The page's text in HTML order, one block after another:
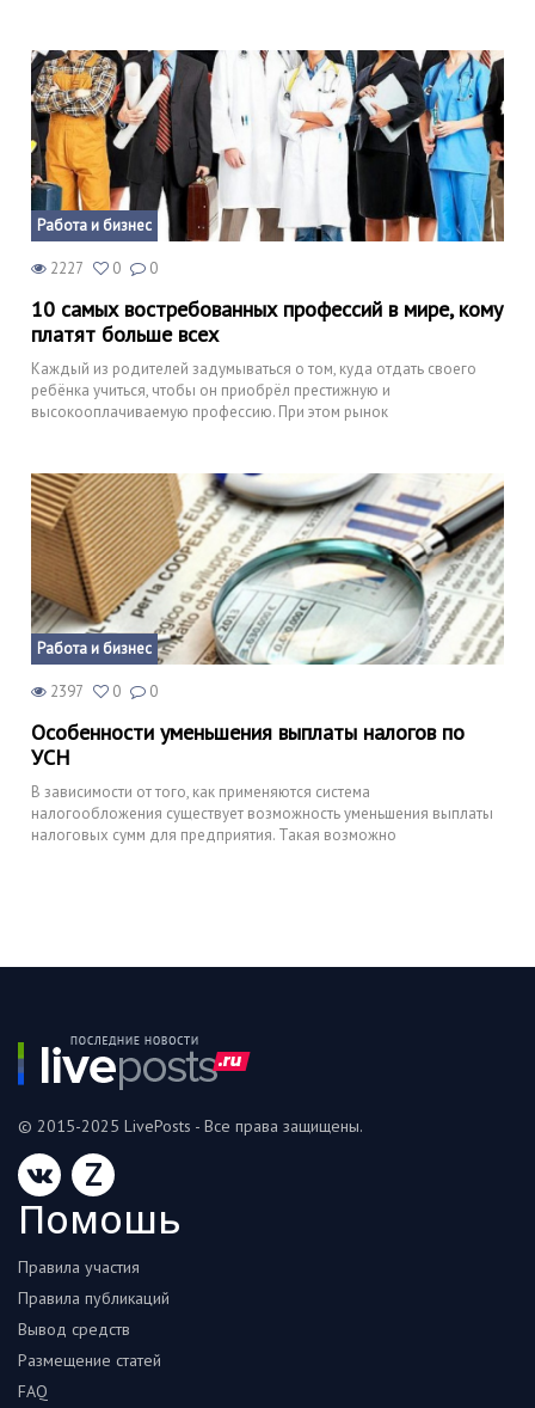
Работа и бизнес
2227 0 0
10 самых востребованных профессий в мире, кому
платят больше всех
Каждый из родителей задумываться о том, куда отдать своего
ребёнка учиться, чтобы он приобрёл престижную и
высокооплачиваемую профессию. При этом рынок
Работа и бизнес
2397 0 0
Особенности уменьшения выплаты налогов по
УСН
В зависимости от того, как применяются система
налогообложения существует возможность уменьшения выплаты
налоговых сумм для предприятия. Такая возможно
© 2015-2025 LivePosts - Все права защищены.
Z
Помошь
Правила участия
Правила публикаций
Вывод средств
Размещение статей
FAQ